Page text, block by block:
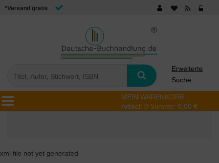
*Versand gratis
Erweiterte
Suche
MEIN WARENKORB
Artikel: 0 Summe: 0,00 €
xml file not yet generated